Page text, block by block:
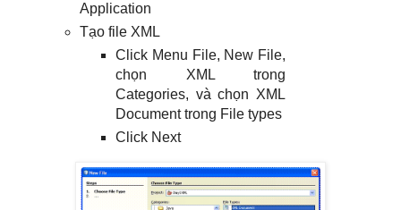
Application
Tạo file XML
Click Menu File, New File,
chọn XML trong
Categories, và chọn XML
Document trong File types
Click Next